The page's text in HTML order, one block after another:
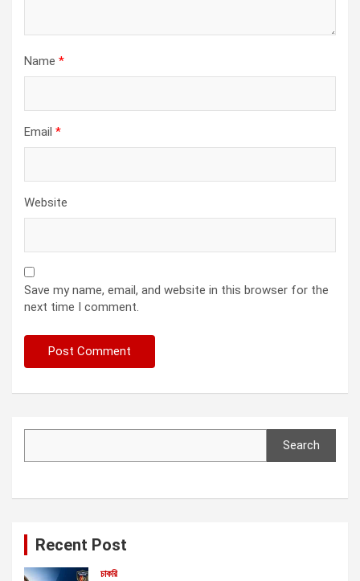
Name *
Email *
Website
Save my name, email, and website in this browser for the
next time I comment.
Search
Recent Post
চাকরি